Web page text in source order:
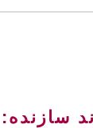
سازنده: